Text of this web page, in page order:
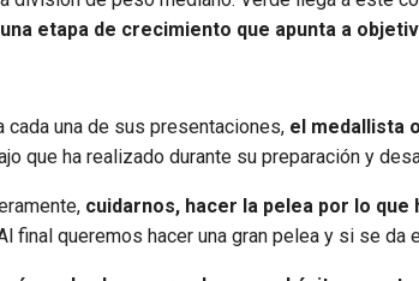
etapa de crecimiento que apunta a
una de sus presentaciones, el medallista
que ha realizado durante su preparación y
cuidarnos, hacer la pelea por lo
final queremos hacer una gran pelea y si se da